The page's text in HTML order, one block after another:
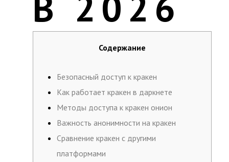
Содержание
Безопасный доступ к кракен
Как работает кракен в даркнете
Методы доступа к кракен онион
Важность анонимности на кракен
Сравнение кракен с другими
платформами